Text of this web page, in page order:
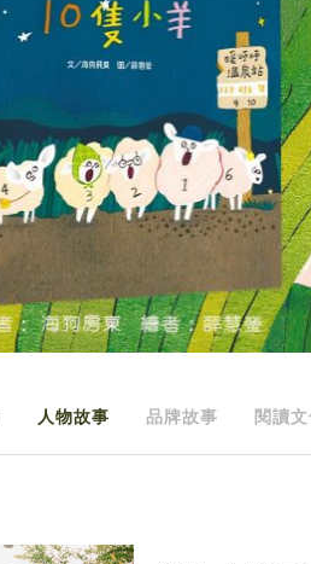
人物故事 品牌故事 閱讀